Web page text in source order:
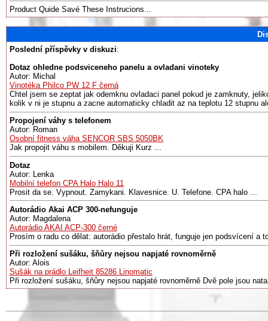
Product Quide Savé These Instrucions...
Poslední příspěvky v diskuzi:
Dotaz ohledne podsviceneho panelu a ovladani vinoteky
Autor: Michal
Vinotéka Philco PW 12 F černá
Chtel jsem se zeptat jak odemknu ovladaci panel pokud je zamknuty,
kolik v ni je stupnu a zacne automaticky chladit az na teplotu 12 stupnu
Propojení váhy s telefonem
Autor: Roman
Osobní fitness váha SENCOR SBS 5050BK
Jak propojit váhu s mobilem. Děkuji Kurz ...
Dotaz
Autor: Lenka
Mobilní telefon CPA Halo Halo 11
Prosit da se. Vypnout. Zamykani. Klavesnice. U. Telefone. CPA halo ...
Autorádio Akai ACP 300-nefunguje
Autor: Magdalena
Autorádio AKAI ACP-300 černé
Prosím o radu co dělat: autorádio přestalo hrát, funguje jen podsvícení a
Při rozložení sušáku, šňůry nejsou napjaté rovnoměrně
Autor: Alois
Sušák na prádlo Leifheit 85286 Linomatic
Při rozložení sušáku, šňůry nejsou napjaté rovnoměrně Dvě pole jsou